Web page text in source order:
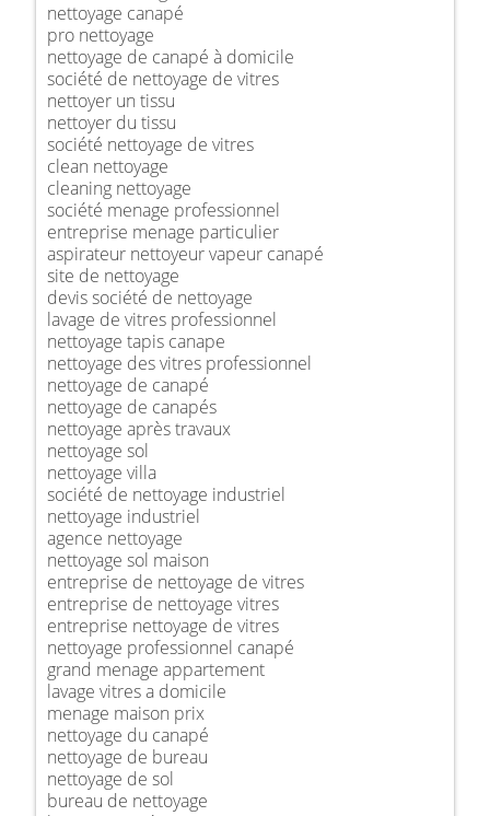
nettoyage canapé
pro nettoyage
nettoyage de canapé à domicile
société de nettoyage de vitres
nettoyer un tissu
nettoyer du tissu
société nettoyage de vitres
clean nettoyage
cleaning nettoyage
société menage professionnel
entreprise menage particulier
aspirateur nettoyeur vapeur canapé
site de nettoyage
devis société de nettoyage
lavage de vitres professionnel
nettoyage tapis canape
nettoyage des vitres professionnel
nettoyage de canapé
nettoyage de canapés
nettoyage après travaux
nettoyage sol
nettoyage villa
société de nettoyage industriel
nettoyage industriel
agence nettoyage
nettoyage sol maison
entreprise de nettoyage de vitres
entreprise de nettoyage vitres
entreprise nettoyage de vitres
nettoyage professionnel canapé
grand menage appartement
lavage vitres a domicile
menage maison prix
nettoyage du canapé
nettoyage de bureau
nettoyage de sol
bureau de nettoyage